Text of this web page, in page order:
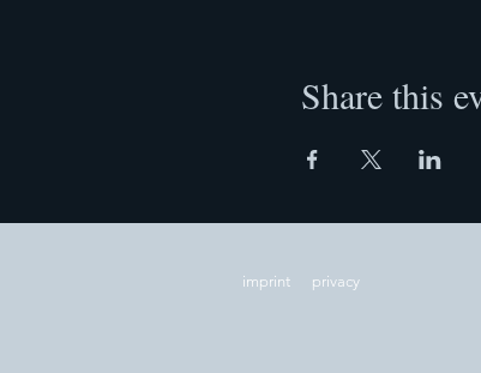
Share this
imprint privacy